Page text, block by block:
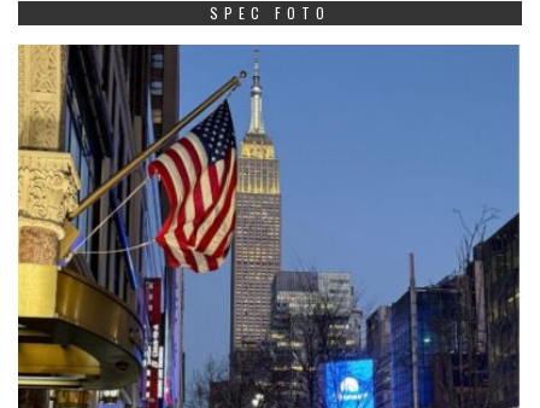
SPEC FOTO